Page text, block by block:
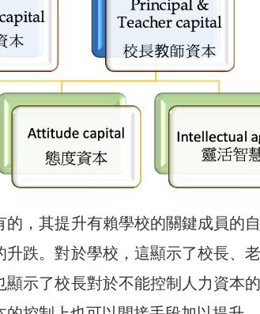
的，其提升有賴學校的關鍵成員的
跌。對於學校，這顯示了校長、
示了校長對於不能控制人力資本